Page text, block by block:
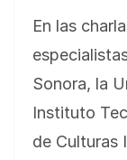
En las
Sonora, la
Instituto
de Culturas